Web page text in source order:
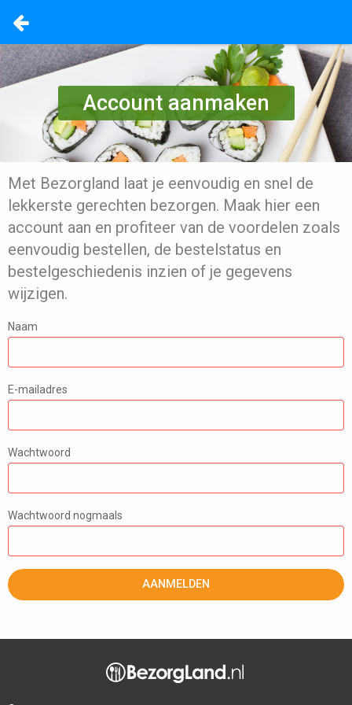
Account aanmaken
Met Bezorgland laat je eenvoudig en snel de
lekkerste gerechten bezorgen. Maak hier een
account aan en profiteer van de voordelen zoals
eenvoudig bestellen, de bestelstatus en
bestelgeschiedenis inzien of je gegevens
wijzigen.
Naam
E-mailadres
Wachtwoord
Wachtwoord nogmaals
AANMELDEN